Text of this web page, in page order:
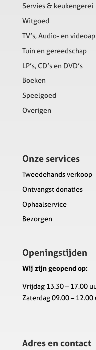
Servies & keukengerei
Witgoed
TV’s, Audio- en
Tuin en gereedschap
LP’s, CD’s en DVD’s
Boeken
Speelgoed
Overigen
Onze services
Tweedehands verkoop
Ontvangst donaties
Ophaalservice
Bezorgen
Openingstijden
Wij zijn geopend op:
Vrijdag 13.30 – 17.00
Zaterdag 09.00 – 12.00
Adres en contact